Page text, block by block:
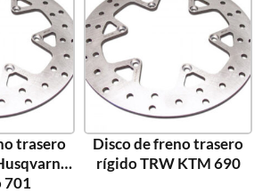
trasero
701
Disco de freno trasero
rígido TRW KTM 690